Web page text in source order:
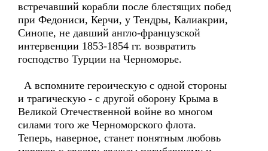
встречавший корабли после блестящих побед
при Федониси, Керчи, у Тендры, Калиакрии,
Синопе, не давший англо-французской
интервенции 1853-1854 гг. возвратить
господство Турции на Черноморье.
А вспомните героическую с одной стороны
и трагическую - с другой оборону Крыма в
Великой Отечественной войне во многом
силами того же Черноморского флота.
Теперь, наверное, станет понятным любовь